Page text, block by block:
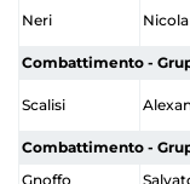
Neri Nicola
Combattimento -
Scalisi
Combattimento -
Gnoffo